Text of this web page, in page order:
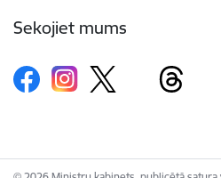
Sekojiet mums